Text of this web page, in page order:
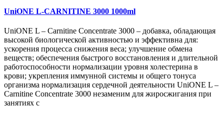
UniONE L-CARNITINE 3000 1000ml
UniONE L – Carnitine Concentrate 3000 – добавка, обладающая
высокой биологической активностью и эффективна для:
ускорения процесса снижения веса; улучшение обмена
веществ; обеспечения быстрого восстановления и длительной
работоспособности нормализации уровня холестерина в
крови; укрепления иммунной системы и общего тонуса
организма нормализация сердечной деятельности UniONE L –
Carnitine Concentrate 3000 незаменим для жиросжигания при
занятиях с